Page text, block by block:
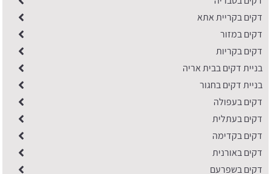
דקים בקריית אתא
דקים במזור
דקים בקריות
בניית דקים בבית אריה
בניית דקים בחגור
דקים בעפולה
דקים בעתלית
דקים בקדימה
דקים באורנית
דקים בשפרעם